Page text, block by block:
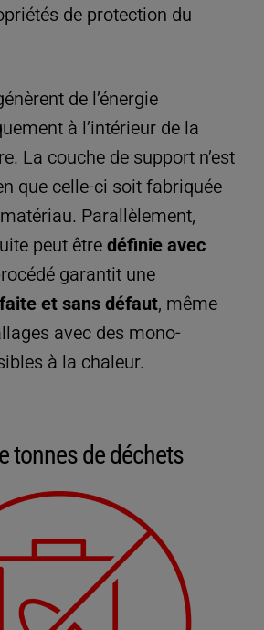
de protection du
de l’énergie
à l’intérieur de la
La couche de support n’est
que celle-ci soit fabriquée
Parallèlement,
peut être définie avec
garantit une
et sans défaut, même
avec des mono-
à la chaleur.
tonnes de déchets